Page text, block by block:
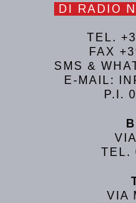
DI RADIO
TEL.
FAX
SMS &
E-MAIL:
P.I.
TEL.
VIA